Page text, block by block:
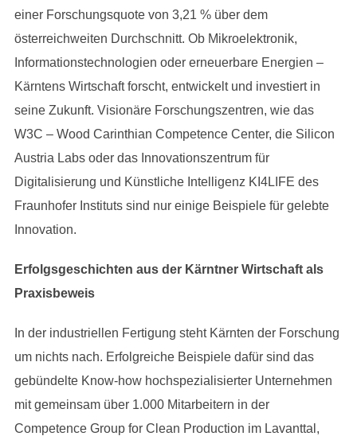
einer Forschungsquote von 3,21 % über dem
österreichweiten Durchschnitt. Ob Mikroelektronik,
Informationstechnologien oder erneuerbare Energien –
Kärntens Wirtschaft forscht, entwickelt und investiert in
seine Zukunft. Visionäre Forschungszentren, wie das
W3C – Wood Carinthian Competence Center, die Silicon
Austria Labs oder das Innovationszentrum für
Digitalisierung und Künstliche Intelligenz KI4LIFE des
Fraunhofer Instituts sind nur einige Beispiele für gelebte
Innovation.
Erfolgsgeschichten aus der Kärntner Wirtschaft als
Praxisbeweis
In der industriellen Fertigung steht Kärnten der Forschung
um nichts nach. Erfolgreiche Beispiele dafür sind das
gebündelte Know-how hochspezialisierter Unternehmen
mit gemeinsam über 1.000 Mitarbeitern in der
Competence Group for Clean Production im Lavanttal,